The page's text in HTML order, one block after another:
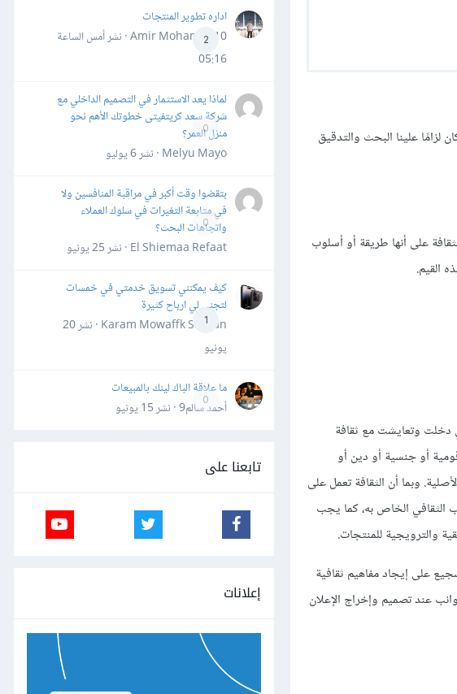
علينا البحث والتدقيق
على أنها طريقة أو أسلوب
القيم.
دخلت وتعايشت مع ثقافة
أو جنسية أو دين أو
وبما أن الثقافة تعمل على
الثقافي الخاص به، كما يجب
والترويجية للمنتجات.
على إيجاد مفاهيم ثقافية
عند تصميم وإخراج الإعلان
2
اداره تطوير المنتجات
Amir Mohamed10 · نشر
أمس الساعة
05:16
0
لماذا يعد الاستثمار في التصميم الداخلي مع
شركة سعد كريتفيتى خطوتك الأهم نحو
منزل العمر؟
Melyu Mayo · نشر
6 يوليو
0
بتقضوا وقت أكبر في مراقبة المنافسين ولا
في متابعة التغيرات في سلوك العملاء
واتجاهات البحث؟
El Shiemaa Refaat · نشر
25 يونيو
1
كيف يمكنني تسويق خدمتي في خمسات
لتجني لي ارباح كثيرة
Karam Mowaffk Sarhan · نشر
20
يونيو
0
ما علاقة الباك لينك بالمبيعات
أحمد سالم9 · نشر
15 يونيو
تابعنا على
إعلانات